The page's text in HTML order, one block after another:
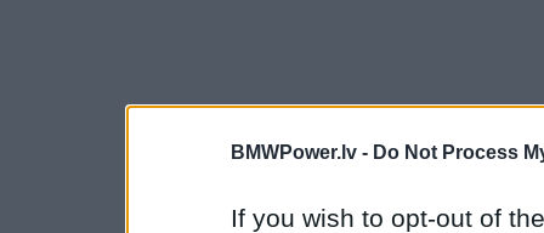
BMWPower.lv - Do Not Process
If you wish to opt-out of